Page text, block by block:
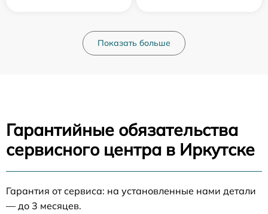
Показать больше
Гарантийные обязательства
сервисного центра в Иркутске
Гарантия от сервиса: на установленные нами детали
— до 3 месяцев.